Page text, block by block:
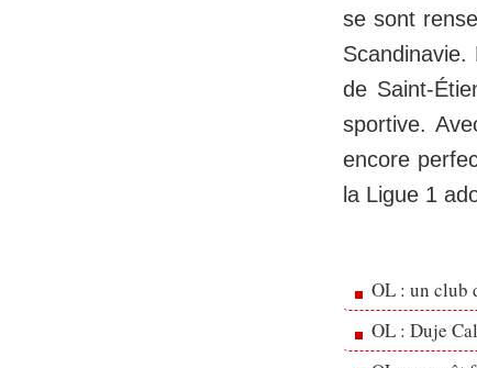
se sont
de Saint-
sportive.
encore
la Ligue 1
OL : un club
OL : Duje